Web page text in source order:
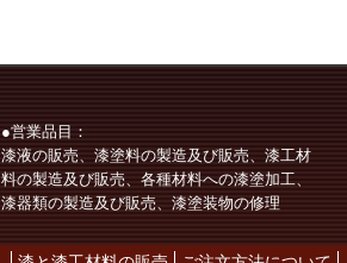
●営業品目：
漆液の販売、漆塗料の製造及び販売、漆工材
料の製造及び販売、各種材料への漆塗加工、
漆器類の製造及び販売、漆塗装物の修理